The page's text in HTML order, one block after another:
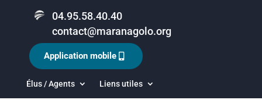
04.95.58.40.40
contact@maranagolo.org
Élus / Agents Liens utiles
Application mobile